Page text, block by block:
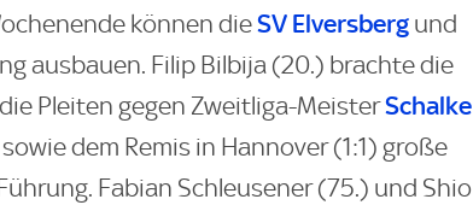
können dieSV Elversberg und
ausbauen. Filip Bilbija (20.) brachte die
Pleiten gegen Zweitliga-MeisterSchalke
dem Remis in Hannover (1:1) große
Fabian Schleusener (75.) und Shio